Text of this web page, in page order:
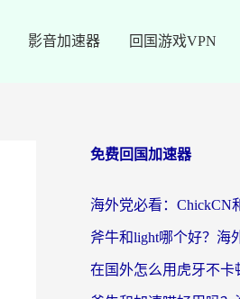
影音加速器 回国游戏VPN
免费回国加速器